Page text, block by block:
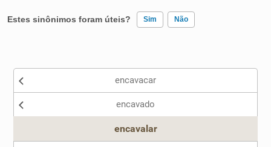
Cata-letras
Estes sinônimos foram úteis? Sim Não
Nenhum dos sinônimos apresentados me ajudou
encavacar
encavado
encavalar